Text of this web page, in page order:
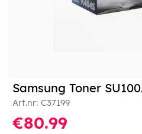
Samsung Toner
Art.nr: C37199
€80.99